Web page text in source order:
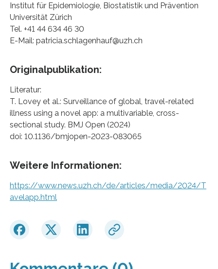
Institut für Epidemiologie, Biostatistik und Prävention
Universität Zürich
Tel. +41 44 634 46 30
E-Mail: patricia.schlagenhauf@uzh.ch
Originalpublikation:
Literatur:
T. Lovey et al.: Surveillance of global, travel-related
illness using a novel app: a multivariable, cross-
sectional study. BMJ Open (2024)
doi: 10.1136/bmjopen-2023-083065
Weitere Informationen:
https://www.news.uzh.ch/de/articles/media/2024/T
avelapp.html